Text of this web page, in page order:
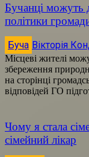
Бучанці можуть
політики
Буча Вікторія
Місцеві жителі
збереження
на сторінці
відповідей ГО
Чому я стала
сімейний лікар